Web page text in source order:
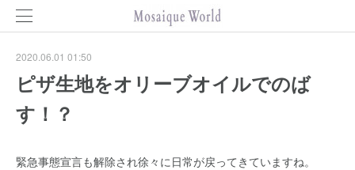
2020.06.01 01:50
ピザ生地をオリーブオイルでのば
す！？
緊急事態宣言も解除され徐々に日常が戻ってきていますね。